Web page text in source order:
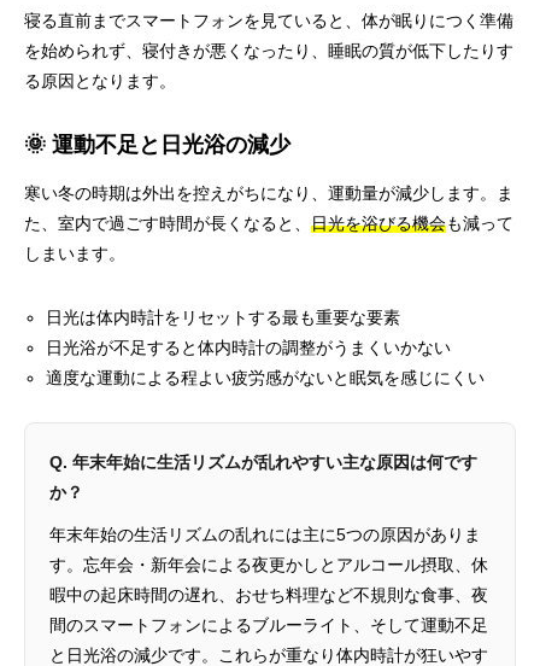
寝る直前までスマートフォンを見ていると、体が眠りにつく準備
を始められず、寝付きが悪くなったり、睡眠の質が低下したりす
る原因となります。
🌞 運動不足と日光浴の減少
寒い冬の時期は外出を控えがちになり、運動量が減少します。ま
た、室内で過ごす時間が長くなると、 日光を浴びる機会も減って
しまいます。
日光は体内時計をリセットする最も重要な要素
日光浴が不足すると体内時計の調整がうまくいかない
適度な運動による程よい疲労感がないと眠気を感じにくい
Q. 年末年始に生活リズムが乱れやすい主な原因は何です
か？
年末年始の生活リズムの乱れには主に5つの原因がありま
す。忘年会・新年会による夜更かしとアルコール摂取、休
暇中の起床時間の遅れ、おせち料理など不規則な食事、夜
間のスマートフォンによるブルーライト、そして運動不足
と日光浴の減少です。これらが重なり体内時計が狂いやす